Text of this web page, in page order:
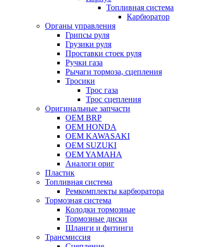
Топливная система
Карбюратор
Органы управления
Грипсы руля
Грузики руля
Проставки стоек руля
Ручки газа
Рычаги тормоза, сцепления
Тросики
Трос газа
Трос сцепления
Оригинальные запчасти
OEM BRP
OEM HONDA
OEM KAWASAKI
OEM SUZUKI
OEM YAMAHA
Аналоги ориг
Пластик
Топливная система
Ремкомплекты карбюратора
Тормозная система
Колодки тормозные
Тормозные диски
Шланги и фитинги
Трансмиссия